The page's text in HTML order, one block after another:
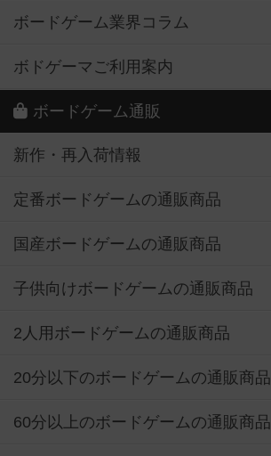
ボードゲーム業界コラム
ボドゲーマご利用案内
ボードゲーム通販
新作・再入荷情報
定番ボードゲームの通販商品
国産ボードゲームの通販商品
子供向けボードゲームの通販商品
2人用ボードゲームの通販商品
20分以下のボードゲームの通販商品
60分以上のボードゲームの通販商品